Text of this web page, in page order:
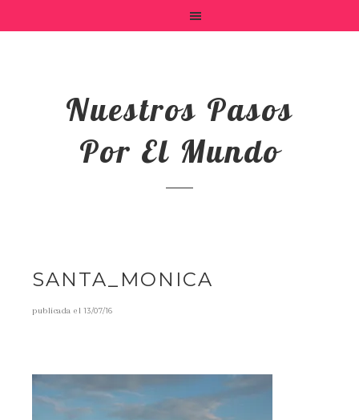
Nuestros Pasos
Por El Mundo
SANTA_MONICA
publicada el13/07/16